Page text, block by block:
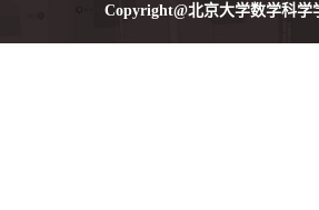
Copyright@北京大学数学科学